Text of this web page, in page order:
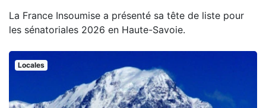
La France Insoumise a présenté sa tête de liste pour
les sénatoriales 2026 en Haute-Savoie.
Locales